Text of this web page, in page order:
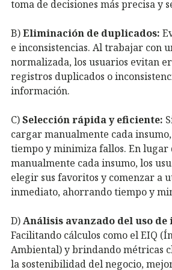
toma de decisiones más precisa y
B)Eliminación de duplicados:
e inconsistencias. Al trabajar con
normalizada, los usuarios evitan
registros duplicados o
información.
C)Selección rápida y eficiente:
cargar manualmente cada
tiempo y minimiza fallos. En lugar
manualmente cada insumo, los
elegir sus favoritos y comenzar a
inmediato, ahorrando tiempo y
D)Análisis avanzado del uso de
Facilitando cálculos como el EIQ
Ambiental) y brindando métricas
la sostenibilidad del negocio,